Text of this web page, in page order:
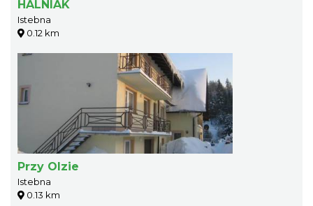
HALNIAK
Istebna
0.12 km
Przy Olzie
Istebna
0.13 km